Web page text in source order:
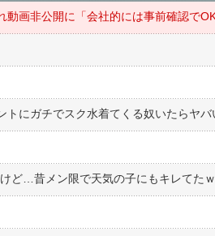
ど…昔メン限で天気の子にもキレてたｗ